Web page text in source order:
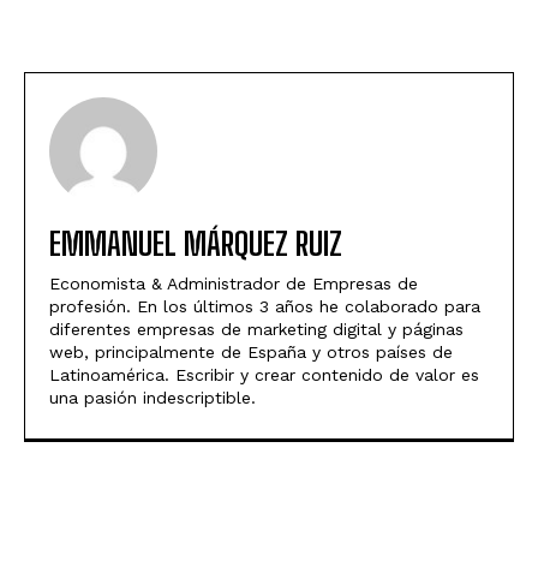
EMMANUEL MÁRQUEZ RUIZ
Economista & Administrador de Empresas de
profesión. En los últimos 3 años he colaborado para
diferentes empresas de marketing digital y páginas
web, principalmente de España y otros países de
Latinoamérica. Escribir y crear contenido de valor es
una pasión indescriptible.